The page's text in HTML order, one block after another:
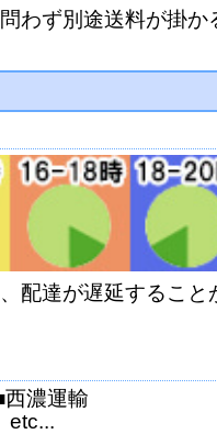
わず別途送料が掛か
配達が遅延すること
濃運輸
etc...